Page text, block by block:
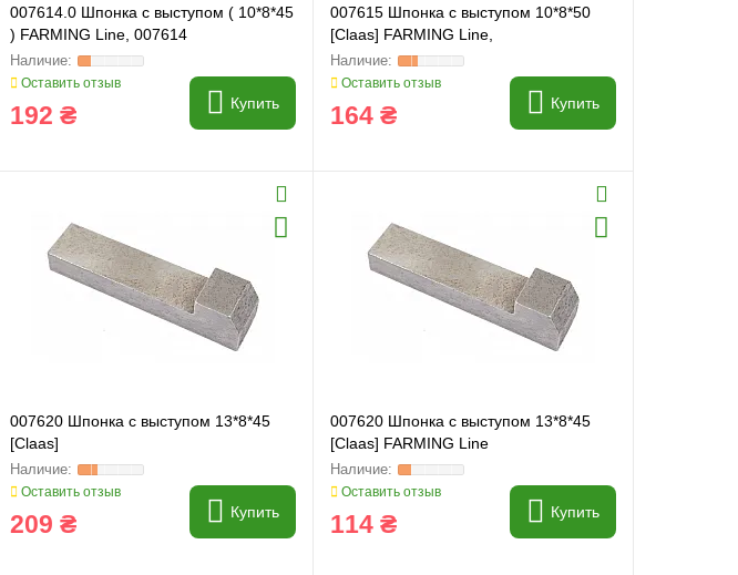
007614.0 Шпонка с выступом ( 10*8*45
) FARMING Line, 007614
Оставить отзыв
192 ₴ Купить
007615 Шпонка с выступом 10*8*50
[Claas] FARMING Line,
Оставить отзыв
164 ₴ Купить
007620 Шпонка с выступом 13*8*45
[Claas]
Оставить отзыв
209 ₴ Купить
007620 Шпонка с выступом 13*8*45
[Claas] FARMING Line
Оставить отзыв
114 ₴ Купить